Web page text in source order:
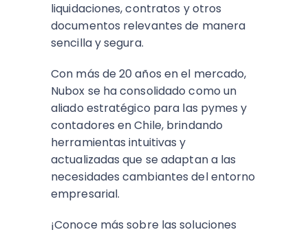
liquidaciones, contratos y otros
documentos relevantes de manera
sencilla y segura.
Con más de 20 años en el mercado,
Nubox se ha consolidado como un
aliado estratégico para las pymes y
contadores en Chile, brindando
herramientas intuitivas y
actualizadas que se adaptan a las
necesidades cambiantes del entorno
empresarial.
¡Conoce más sobre las soluciones